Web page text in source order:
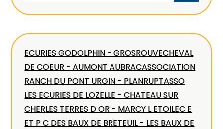
ECURIES GODOLPHIN - GROSROUVECHEVAL
DE COEUR - AUMONT AUBRACASSOCIATION
RANCH DU PONT URGIN - PLANRUPTASSO
LES ECURIES DE LOZELLE - CHATEAU SUR
CHERLES TERRES D OR - MARCY L ETOILEC E
ET P C DES BAUX DE BRETEUIL - LES BAUX DE